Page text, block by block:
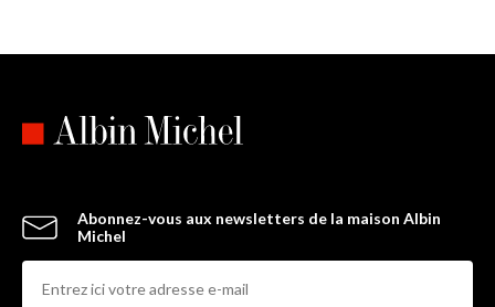
Abonnez-vous aux newsletters de la maison Albin
Michel